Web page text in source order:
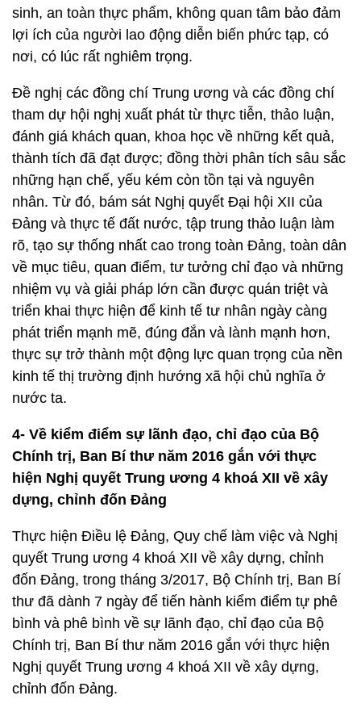
sinh, an toàn thực phẩm, không quan tâm bảo đảm
lợi ích của người lao động diễn biến phức tạp, có
nơi, có lúc rất nghiêm trọng.
Đề nghị các đồng chí Trung ương và các đồng chí
tham dự hội nghị xuất phát từ thực tiễn, thảo luận,
đánh giá khách quan, khoa học về những kết quả,
thành tích đã đạt được; đồng thời phân tích sâu sắc
những hạn chế, yếu kém còn tồn tại và nguyên
nhân. Từ đó, bám sát Nghị quyết Đại hội XII của
Đảng và thực tế đất nước, tập trung thảo luận làm
rõ, tạo sự thống nhất cao trong toàn Đảng, toàn dân
về mục tiêu, quan điểm, tư tưởng chỉ đạo và những
nhiệm vụ và giải pháp lớn cần được quán triệt và
triển khai thực hiện để kinh tế tư nhân ngày càng
phát triển mạnh mẽ, đúng đắn và lành mạnh hơn,
thực sự trở thành một động lực quan trọng của nền
kinh tế thị trường định hướng xã hội chủ nghĩa ở
nước ta.
4- Về kiểm điểm sự lãnh đạo, chỉ đạo của Bộ
Chính trị, Ban Bí thư năm 2016 gắn với thực
hiện Nghị quyết Trung ương 4 khoá XII về xây
dựng, chỉnh đốn Đảng
Thực hiện Điều lệ Đảng, Quy chế làm việc và Nghị
quyết Trung ương 4 khoá XII về xây dựng, chỉnh
đốn Đảng, trong tháng 3/2017, Bộ Chính trị, Ban Bí
thư đã dành 7 ngày để tiến hành kiểm điểm tự phê
bình và phê bình về sự lãnh đạo, chỉ đạo của Bộ
Chính trị, Ban Bí thư năm 2016 gắn với thực hiện
Nghị quyết Trung ương 4 khoá XII về xây dựng,
chỉnh đốn Đảng.